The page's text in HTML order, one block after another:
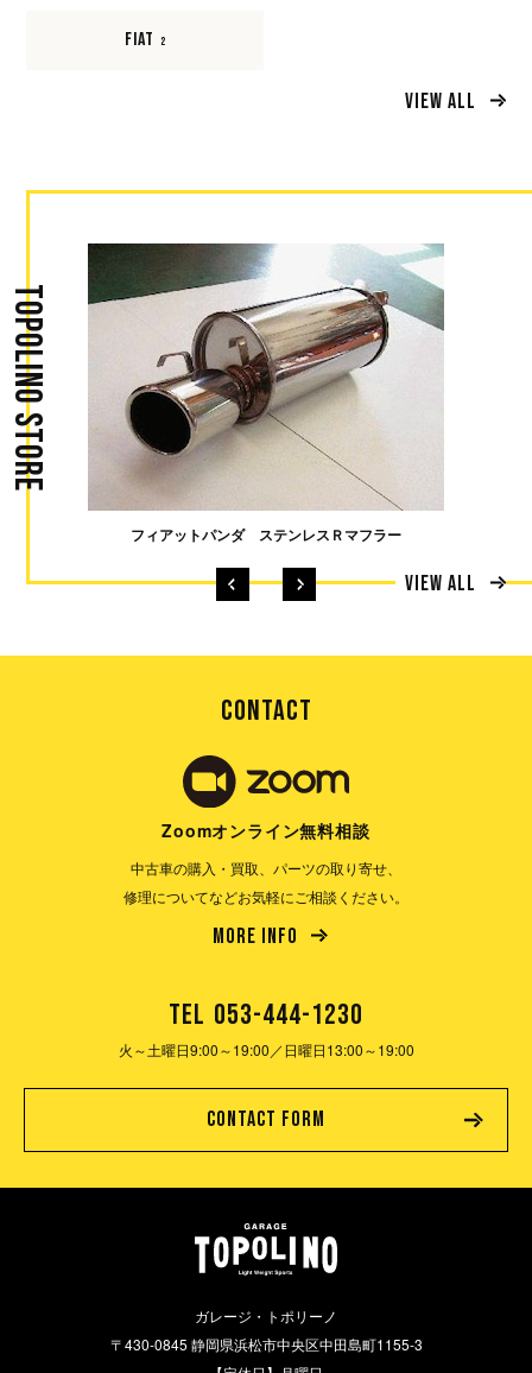
FIAT 2
VIEW ALL
フィアットパンダ ステンレスＲマフラー
VIEW ALL
ガレージ・トポリーノ
〒430-0845 静岡県浜松市中央区中田島町1155-3
CONTACT
TEL 053-444-1230
火～土曜日9:00～19:00／ 日曜日13:00～19:00
CONTACT FORM
Zoomオンライン無料相談
中古車の購入・買取、パーツの取り寄せ、
修理についてなどお気軽にご相談ください。
MORE INFO